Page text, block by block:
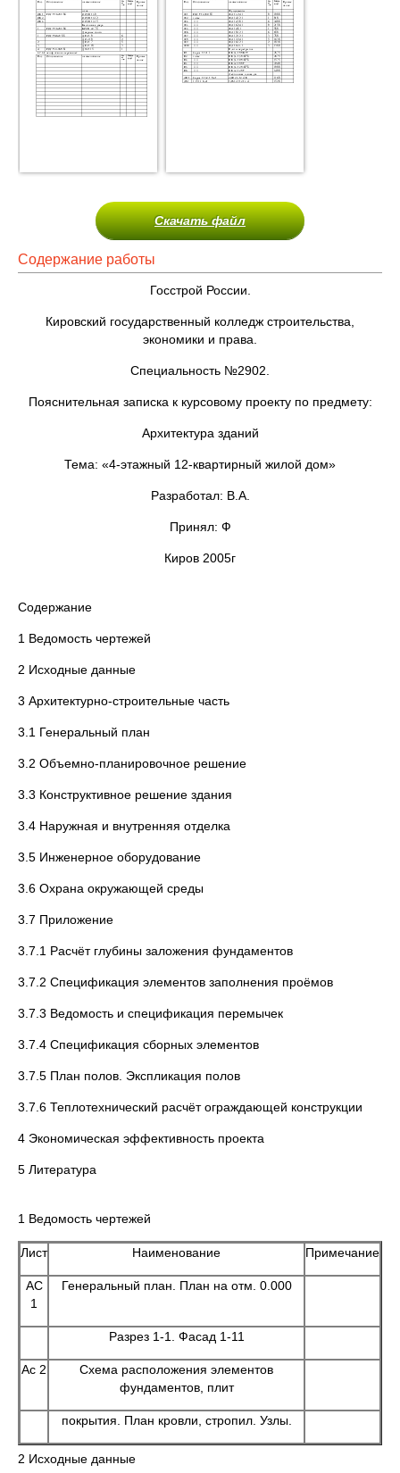
Скачать файл
Содержание работы
Госстрой России.
Кировский государственный колледж строительства,
экономики и права.
Специальность №2902.
Пояснительная записка к курсовому проекту по предмету:
Архитектура зданий
Тема: «4-этажный 12-квартирный жилой дом»
Разработал: В.А.
Принял: Ф
Киров 2005г
Содержание
1 Ведомость чертежей
2 Исходные данные
3 Архитектурно-строительные часть
3.1 Генеральный план
3.2 Объемно-планировочное решение
3.3 Конструктивное решение здания
3.4 Наружная и внутренняя отделка
3.5 Инженерное оборудование
3.6 Охрана окружающей среды
3.7 Приложение
3.7.1 Расчёт глубины заложения фундаментов
3.7.2 Спецификация элементов заполнения проёмов
3.7.3 Ведомость и спецификация перемычек
3.7.4 Спецификация сборных элементов
3.7.5 План полов. Экспликация полов
3.7.6 Теплотехнический расчёт ограждающей конструкции
4 Экономическая эффективность проекта
5 Литература
1 Ведомость чертежей
Лист Наименование Примечание
АС
1
Генеральный план. План на отм. 0.000
Разрез 1-1. Фасад 1-11
Ас 2
Схема расположения элементов
фундаментов, плит
покрытия. План кровли, стропил. Узлы.
2 Исходные данные